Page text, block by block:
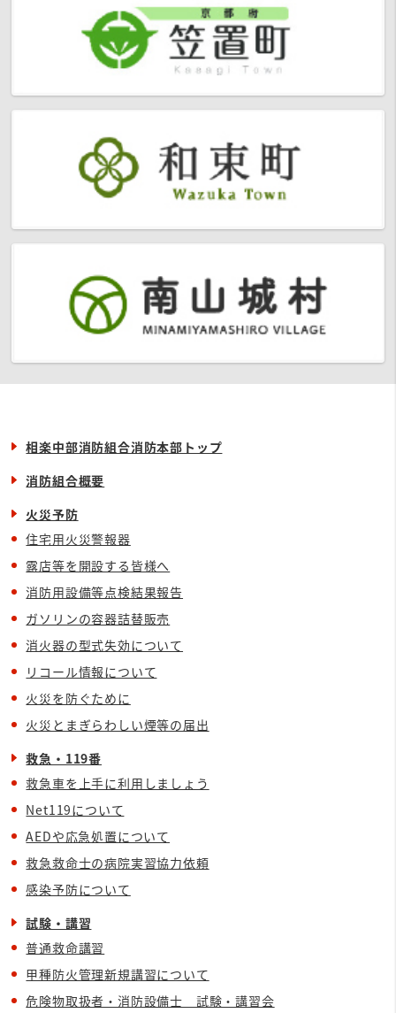
相楽中部消防組合消防本部トップ
消防組合概要
火災予防
住宅用火災警報器
露店等を開設する皆様へ
消防用設備等点検結果報告
ガソリンの容器詰替販売
消火器の型式失効について
リコール情報について
火災を防ぐために
火災とまぎらわしい煙等の届出
救急・119番
救急車を上手に利用しましょう
Net119について
AEDや応急処置について
救急救命士の病院実習協力依頼
感染予防について
試験・講習
普通救命講習
甲種防火管理新規講習について
危険物取扱者・消防設備士 試験・講習会